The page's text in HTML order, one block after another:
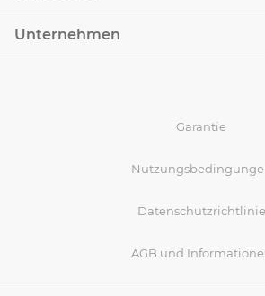
Unternehmen
Garantie
Datenschutzrichtlinie
AGB und